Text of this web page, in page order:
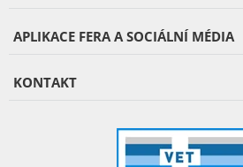
APLIKACE FERA A SOCIÁLNÍ MÉDIA
KONTAKT